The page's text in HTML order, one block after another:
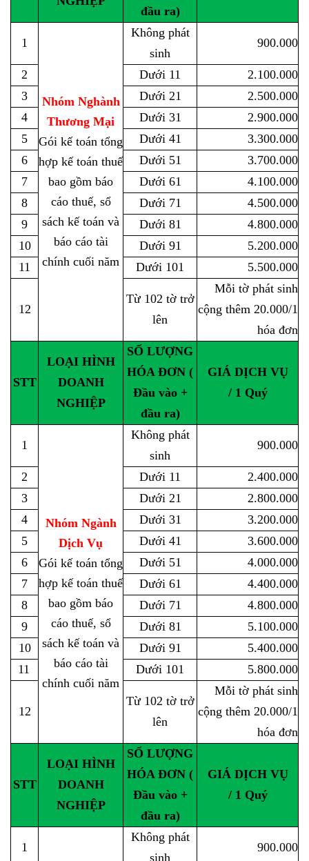
đầu ra)
1
Nhóm Nghành
Thương Mại
Gói kế toán tổng
hợp kế toán thuế
bao gồm báo
cáo thuế, sổ
sách kế toán và
báo cáo tài
chính cuối năm
Không phát
sinh
900.000
2 Dưới 11
2.100.000
3
Dưới 21
2.500.000
4
Dưới 31
2.900.000
5
Dưới 41
3.300.000
6
Dưới 51
3.700.000
7
Dưới 61
4.100.000
8
Dưới 71
4.500.000
9
Dưới 81
4.800.000
10
Dưới 91
5.200.000
11
Dưới 101 5.500.000
12
Từ 102 tờ trở
lên
Mỗi tờ phát sinh
cộng thêm 20.000/1
hóa đơn
STT
LOẠI HÌNH
DOANH
NGHIỆP
SỐ LƯỢNG
HÓA ĐƠN (
Đầu vào +
đầu ra)
GIÁ DỊCH VỤ
/ 1 Quý
1
Nhóm Ngành
Dịch Vụ
Gói kế toán tổng
hợp kế toán thuế
bao gồm báo
cáo thuế, sổ
sách kế toán và
báo cáo tài
chính cuối năm
Không phát
sinh
900.000
2 Dưới 11
2.400.000
3
Dưới 21
2.800.000
4
Dưới 31
3.200.000
5
Dưới 41
3.600.000
6
Dưới 51
4.000.000
7
Dưới 61
4.400.000
8
Dưới 71
4.800.000
9
Dưới 81
5.100.000
10
Dưới 91
5.400.000
11
Dưới 101 5.800.000
12
Từ 102 tờ trở
lên
Mỗi tờ phát sinh
cộng thêm 20.000/1
hóa đơn
STT
LOẠI HÌNH
DOANH
NGHIỆP
SỐ LƯỢNG
HÓA ĐƠN (
Đầu vào +
đầu ra)
GIÁ DỊCH VỤ
/ 1 Quý
1
Không phát
sinh
900.000